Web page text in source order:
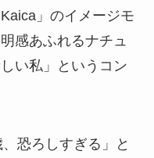
」のイメージモ
感あふれるナチュ
い私」というコン
恐ろしすぎる」と